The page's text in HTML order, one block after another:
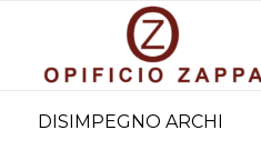
DISIMPEGNO ARCHI